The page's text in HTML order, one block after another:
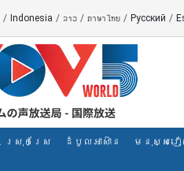
/ Indonesia / ລາວ / ภาษาไทย / Русский /
ស្រុកស្រែ ដំបូលអាស៊ាន មនុស្សវៀ